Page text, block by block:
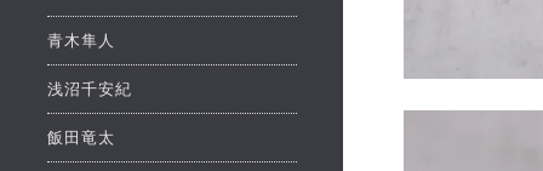
青木隼人
浅沼千安紀
飯田竜太